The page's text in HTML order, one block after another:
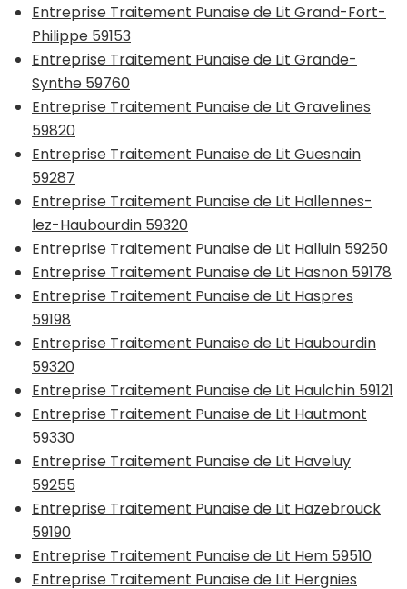
Entreprise Traitement Punaise de Lit Grand-Fort-
Philippe 59153
Entreprise Traitement Punaise de Lit Grande-
Synthe 59760
Entreprise Traitement Punaise de Lit Gravelines
59820
Entreprise Traitement Punaise de Lit Guesnain
59287
Entreprise Traitement Punaise de Lit Hallennes-
lez-Haubourdin 59320
Entreprise Traitement Punaise de Lit Halluin 59250
Entreprise Traitement Punaise de Lit Hasnon 59178
Entreprise Traitement Punaise de Lit Haspres
59198
Entreprise Traitement Punaise de Lit Haubourdin
59320
Entreprise Traitement Punaise de Lit Haulchin 59121
Entreprise Traitement Punaise de Lit Hautmont
59330
Entreprise Traitement Punaise de Lit Haveluy
59255
Entreprise Traitement Punaise de Lit Hazebrouck
59190
Entreprise Traitement Punaise de Lit Hem 59510
Entreprise Traitement Punaise de Lit Hergnies